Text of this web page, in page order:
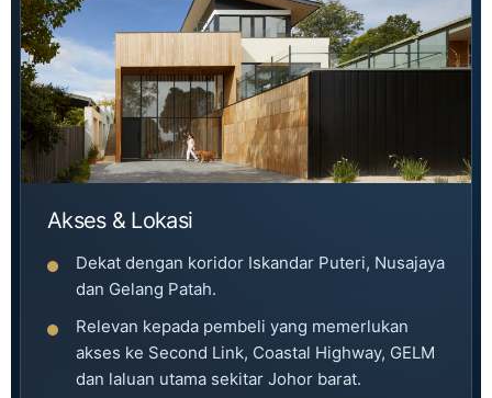
Akses & Lokasi
Dekat dengan koridor Iskandar Puteri, Nusajaya
dan Gelang Patah.
Relevan kepada pembeli yang memerlukan
akses ke Second Link, Coastal Highway, GELM
dan laluan utama sekitar Johor barat.